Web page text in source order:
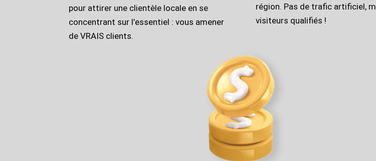
pour attirer une clientèle locale en se
concentrant sur l’essentiel : vous amener
de VRAIS clients.
région. Pas de trafic artificiel,
visiteurs qualifiés !